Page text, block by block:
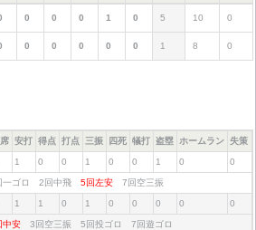
0 0 0 1 0 5 10 0
0 0 0 0 0 1 8 0
安打 得点 打点 三振 四死 犠打 盗塁 ホームラン 失策
1 0 0 1 0 0 1 0 0
一ゴロ 2回中飛 5回左安 7回空三振
1 1 0 1 0 0 0 0 0
中安 3回空三振 5回投ゴロ 7回遊ゴロ